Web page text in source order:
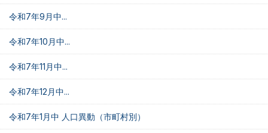
令和7年9月中...
令和7年10月中...
令和7年11月中...
令和7年12月中...
令和7年1月中 人口異動（市町村別）